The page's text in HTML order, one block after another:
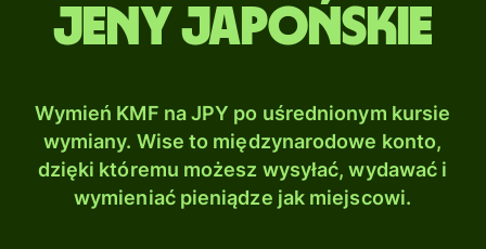
Jeny japońskie
Wymień KMF na JPY po uśrednionym kursie
wymiany. Wise to międzynarodowe konto,
dzięki któremu możesz wysyłać, wydawać i
wymieniać pieniądze jak miejscowi.